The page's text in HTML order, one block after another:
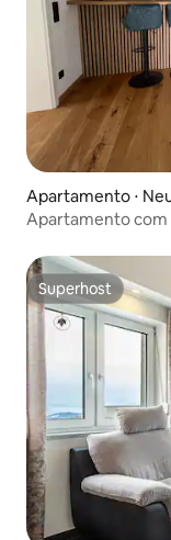
Apartamento ⋅
Apartamento com
Superhost
Superhost